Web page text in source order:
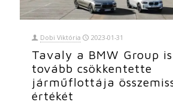
Dobi Viktória 2023-01-31
Tavaly a BMW Group
tovább csökkentette
járműflottája
értékét